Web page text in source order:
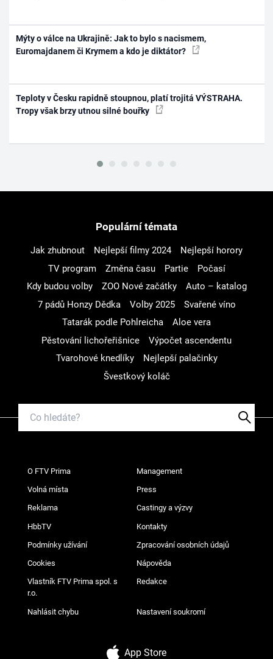
Mýty o válce na Ukrajině: Jak to bylo s nacismem,
Euromajdanem či Krymem a kdo je diktátor?
Teploty v Česku rapidně stoupnou, platí trojitá VÝSTRAHA.
Tropy však brzy utnou silné bouřky
Populární témata
Jak zhubnout Nejlepší filmy 2024
Nejlepší horory
TV program
Změna času Partie
Počasí
Kdy budou volby
ZOO Nové začátky
Auto – katalog
7 pádů Honzy Dědka
Volby 2025
Svařené víno
Tatarák podle Pohlreicha
Aloe vera
Pěstování lichořeřišnice
Výpočet ascendentu
Tvarohové knedlíky
Nejlepší palačinky
Švestkový koláč
O FTV Prima Management
Volná místa Press
Reklama Castingy a výzvy
HbbTV Kontakty
Podmínky užívání Zpracování osobních údajů
Cookies Nápověda
Vlastník FTV Prima spol. s
r.o.
Redakce
Nahlásit chybu Nastavení soukromí
App Store